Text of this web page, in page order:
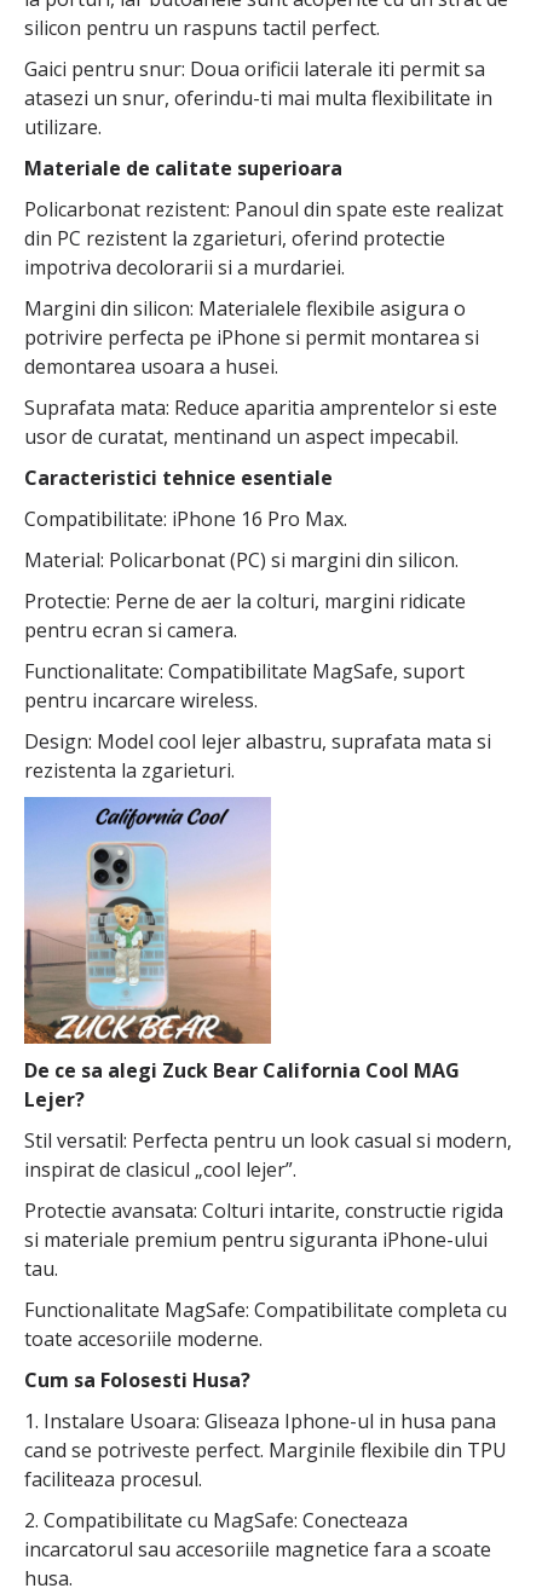
silicon pentru un raspuns tactil perfect.
Gaici pentru snur: Doua orificii laterale iti permit sa
atasezi un snur, oferindu-ti mai multa flexibilitate in
utilizare.
Materiale de calitate superioara
Policarbonat rezistent: Panoul din spate este realizat
din PC rezistent la zgarieturi, oferind protectie
impotriva decolorarii si a murdariei.
Margini din silicon: Materialele flexibile asigura o
potrivire perfecta pe iPhone si permit montarea si
demontarea usoara a husei.
Suprafata mata: Reduce aparitia amprentelor si este
usor de curatat, mentinand un aspect impecabil.
Caracteristici tehnice esentiale
Compatibilitate: iPhone 16 Pro Max.
Material: Policarbonat (PC) si margini din silicon.
Protectie: Perne de aer la colturi, margini ridicate
pentru ecran si camera.
Functionalitate: Compatibilitate MagSafe, suport
pentru incarcare wireless.
Design: Model cool lejer albastru, suprafata mata si
rezistenta la zgarieturi.
De ce sa alegi Zuck Bear California Cool MAG
Lejer?
Stil versatil: Perfecta pentru un look casual si modern,
inspirat de clasicul „cool lejer”.
Protectie avansata: Colturi intarite, constructie rigida
si materiale premium pentru siguranta iPhone-ului
tau.
Functionalitate MagSafe: Compatibilitate completa cu
toate accesoriile moderne.
Cum sa Folosesti Husa?
1. Instalare Usoara: Gliseaza Iphone-ul in husa pana
cand se potriveste perfect. Marginile flexibile din TPU
faciliteaza procesul.
2. Compatibilitate cu MagSafe: Conecteaza
incarcatorul sau accesoriile magnetice fara a scoate
husa.